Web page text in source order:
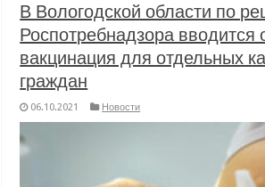
В Вологодской области по
Роспотребнадзора вводится
вакцинация для отдельных
граждан
06.10.2021 Новости